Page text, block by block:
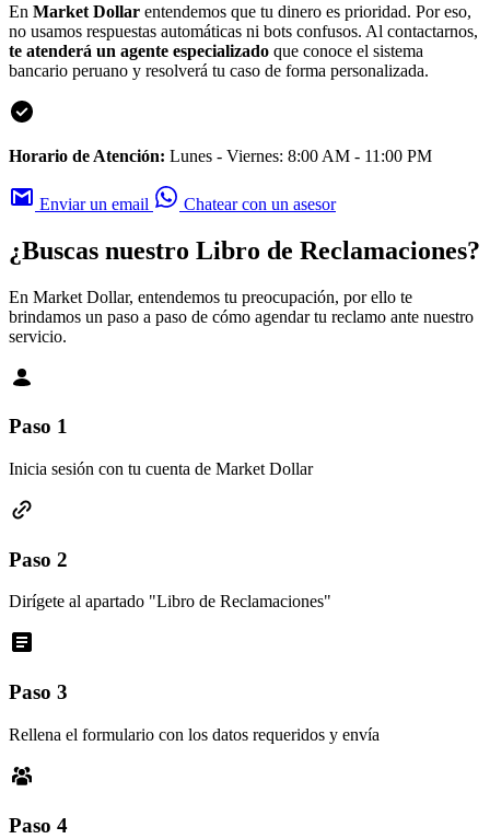
En Market Dollar entendemos que tu dinero es prioridad. Por eso,
no usamos respuestas automáticas ni bots confusos. Al contactarnos,
te atenderá un agente especializado que conoce el sistema
bancario peruano y resolverá tu caso de forma personalizada.
Horario de Atención: Lunes - Viernes: 8:00 AM - 11:00 PM
Enviar un email Chatear con un asesor
¿Buscas nuestro Libro de Reclamaciones?
En Market Dollar, entendemos tu preocupación, por ello te
brindamos un paso a paso de cómo agendar tu reclamo ante nuestro
servicio.
Paso 1
Inicia sesión con tu cuenta de Market Dollar
Paso 2
Dirígete al apartado "Libro de Reclamaciones"
Paso 3
Rellena el formulario con los datos requeridos y envía
Paso 4